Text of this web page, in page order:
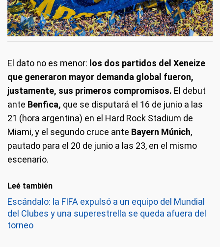
El dato no es menor: los dos partidos del Xeneize
que generaron mayor demanda global fueron,
justamente, sus primeros compromisos. El debut
ante Benfica, que se disputará el 16 de junio a las
21 (hora argentina) en el Hard Rock Stadium de
Miami, y el segundo cruce ante Bayern Múnich,
pautado para el 20 de junio a las 23, en el mismo
escenario.
Leé también
Escándalo: la FIFA expulsó a un equipo del Mundial
del Clubes y una superestrella se queda afuera del
torneo